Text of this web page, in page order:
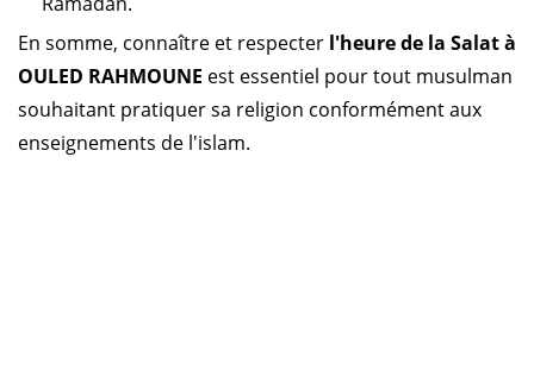
En somme, connaître et respecter l'heure de la Salat à
OULED RAHMOUNE est essentiel pour tout musulman
souhaitant pratiquer sa religion conformément aux
enseignements de l'islam.